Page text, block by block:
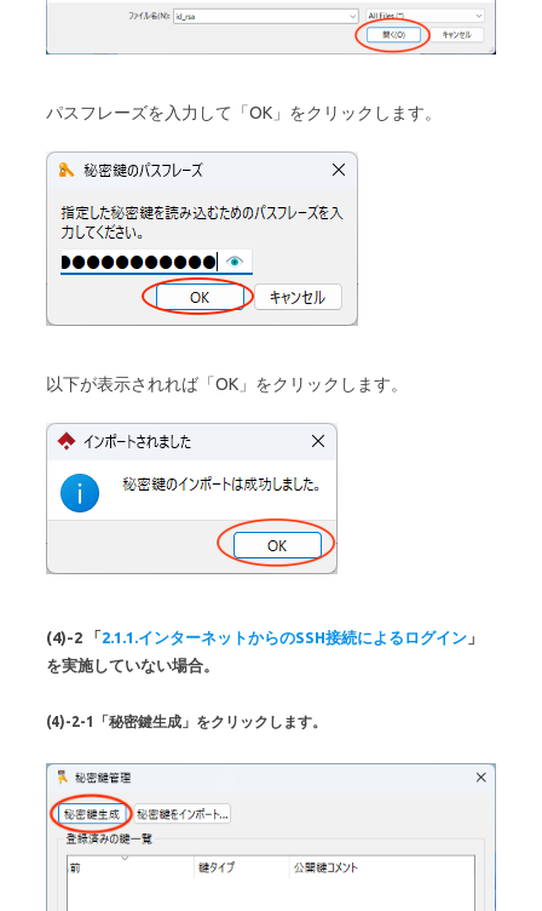
パスフレーズを入力して「OK」をクリックします。
以下が表示されれば「OK」をクリックします。
(4)-2 「2.1.1.インターネットからのSSH接続によるログイン 」
を実施していない場合。
(4)-2-1「秘密鍵生成」をクリックします。